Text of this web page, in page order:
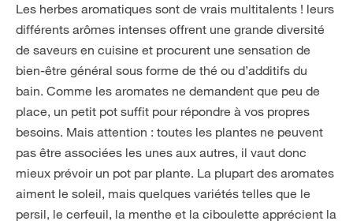
Les herbes aromatiques sont de vrais multitalents ! leurs
différents arômes intenses offrent une grande diversité
de saveurs en cuisine et procurent une sensation de
bien-être général sous forme de thé ou d’additifs du
bain. Comme les aromates ne demandent que peu de
place, un petit pot suffit pour répondre à vos propres
besoins. Mais attention : toutes les plantes ne peuvent
pas être associées les unes aux autres, il vaut donc
mieux prévoir un pot par plante. La plupart des aromates
aiment le soleil, mais quelques variétés telles que le
persil, le cerfeuil, la menthe et la ciboulette apprécient la